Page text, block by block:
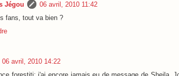
Jégou
06 avril, 2010 11:42
fans, tout va bien ?
06 avril, 2010 14:22